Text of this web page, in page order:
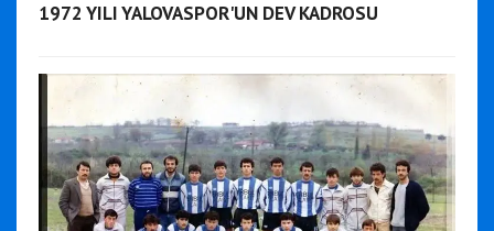
1972 YILI YALOVASPOR'UN DEV KADROSU